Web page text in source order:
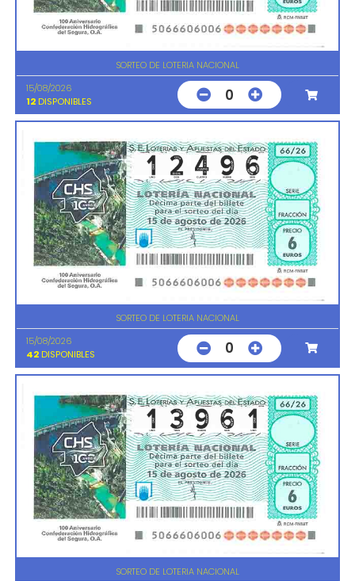
SORTEO DE LOTERIA NACIONAL
15/08/2026
12 DISPONIBLES 0
SORTEO DE LOTERIA NACIONAL
15/08/2026
42 DISPONIBLES 0
SORTEO DE LOTERIA NACIONAL